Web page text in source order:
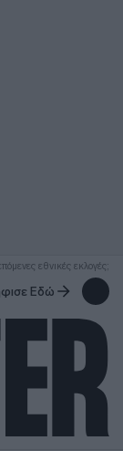
εθνικές εκλογές;
Εδώ